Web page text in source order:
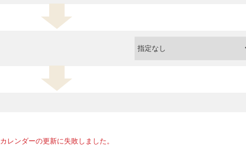
カレンダーの更新に失敗しました。